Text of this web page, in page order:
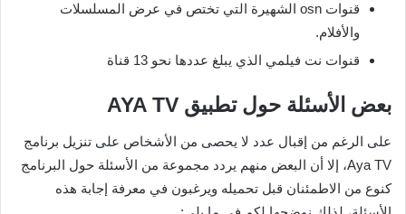
قنوات osn الشهيرة التي تختص في عرض المسلسلات
والأفلام.
قنوات نت فيلمي الذي يبلغ عددها نحو 13 قناة
بعض الأسئلة حول تطبيق AYA TV
على الرغم من إقبال عدد لا يحصى من الأشخاص على تنزيل برنامج
Aya TV، إلا أن البعض منهم يردد مجموعة من الأسئلة حول البرنامج
كنوع من الاطمئنان قبل تحميله ويرغبون في معرفة إجابة هذه